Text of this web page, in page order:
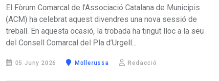
El Fòrum Comarcal de l’Associació Catalana de Municipis
(ACM) ha celebrat aquest divendres una nova sessió de
treball. En aquesta ocasió, la trobada ha tingut lloc a la seu
del Consell Comarcal del Pla d’Urgell...
05 Juny 2026 Mollerussa Redacció